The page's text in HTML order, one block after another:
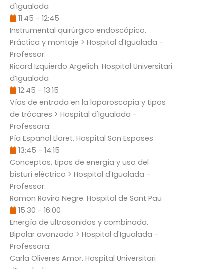
d'Igualada
11:45 - 12:45
Instrumental quirúrgico endoscópico.
Práctica y montaje > Hospital d'Igualada -
Professor:
Ricard Izquierdo Argelich. Hospital Universitari
d’Igualada
12:45 - 13:15
Vías de entrada en la laparoscopia y tipos
de trócares > Hospital d'Igualada -
Professora:
Pía Español Lloret. Hospital Son Espases
13:45 - 14:15
Conceptos, tipos de energía y uso del
bisturí eléctrico > Hospital d'Igualada -
Professor:
Ramon Rovira Negre. Hospital de Sant Pau
15:30 - 16:00
Energía de ultrasonidos y combinada.
Bipolar avanzado > Hospital d'Igualada -
Professora:
Carla Oliveres Amor. Hospital Universitari